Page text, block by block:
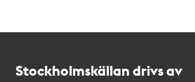
Stockholmskällan drivs av